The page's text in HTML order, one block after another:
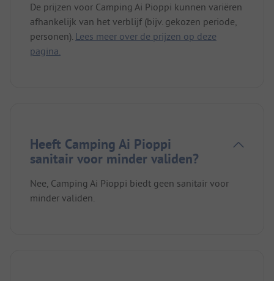
De prijzen voor Camping Ai Pioppi kunnen variëren
afhankelijk van het verblijf (bijv. gekozen periode,
personen). Lees meer over de prijzen op deze
pagina.
Heeft Camping Ai Pioppi
sanitair voor minder validen?
Nee, Camping Ai Pioppi biedt geen sanitair voor
minder validen.